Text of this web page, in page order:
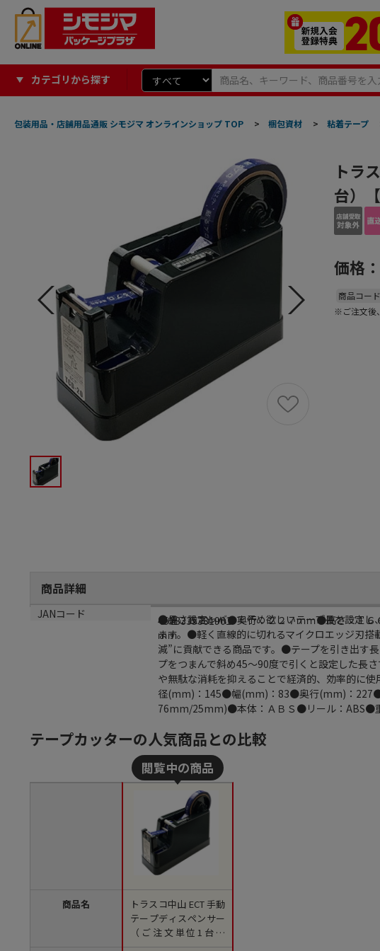
カテゴリから探す
包装用品・店舗用品通販 シモジマ オンラインショップ TOP > 梱包資材 > 粘着テープ
トラ
台）
価格：
商品コード
※ご注文後
商品詳細
商品説明
●長さ設定レバーで予め欲しいテープ長を設定し
ます。●軽く直線的に切れるマイクロエッジ刃
減”に貢献できる商品です。●テープを引き出す
プをつまんで斜め45～90度で引くと設定した長
や無駄な消耗を抑えることで経済的、効率的に
径(mm)：145●幅(mm)：83●奥行(mm)：227●
76mm/25mm)●本体：ＡＢＳ●リール：ABS●
サイズ
●幅：８３ｍｍ●奥行：２２７ｍｍ●高さ：１６
ｍｍ
JANコード
4573335381961
テープカッターの人気商品との比較
商品名
トラスコ中山 ECT 手動
テープディスペンサー
（ご注文単位1台）
【直送品】